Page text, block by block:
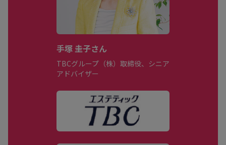
手塚 圭子さん
TBCグループ（株）取締役、シニア
アドバイザー